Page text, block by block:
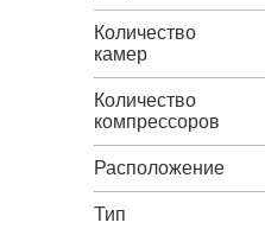
Количество
камер
Количество
компрессоров
Расположение
Тип